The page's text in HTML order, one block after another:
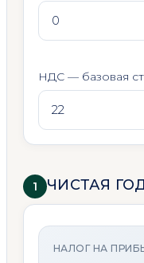
НДС — базовая
1 ЧИСТАЯ
НАЛОГ НА